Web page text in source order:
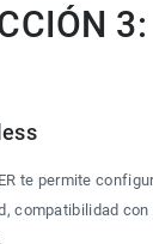
te permite
compatibilidad